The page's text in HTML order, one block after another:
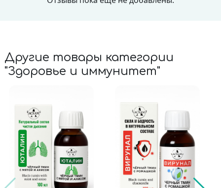
Другие товары категории
"Здоровье и иммунитет"